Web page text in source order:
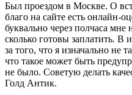
Был проездом в Москве. О
благо на сайте есть онлайн-
буквально через полчаса мне
сколько готовы заплатить. В
за того, что я изначально не
что такое может быть
не было. Советую делать
Голд Антик.